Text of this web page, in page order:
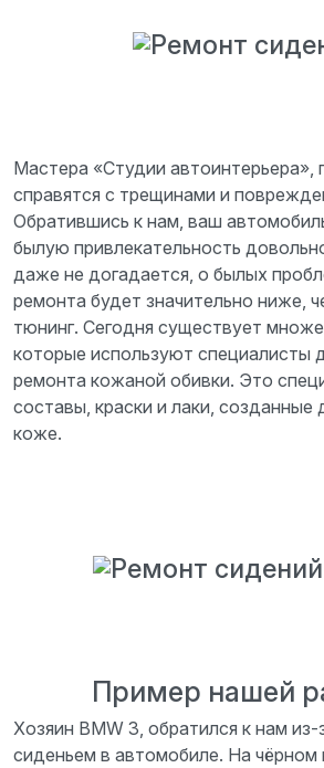
Мастера «Студии автоинтерьера»,
справятся с трещинами и
Обратившись к нам, ваш
былую привлекательность
даже не догадается, о былых
ремонта будет значительно ниже,
тюнинг. Сегодня существует
которые используют специалисты
ремонта кожаной обивки. Это
составы, краски и лаки, созданные
коже.
Пример нашей
Хозяин BMW 3, обратился к нам
сиденьем в автомобиле. На чёрном